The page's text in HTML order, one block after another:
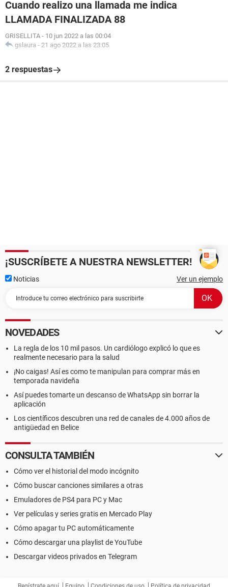
Cuando realizo una llamada me indica
LLAMADA FINALIZADA 88
GRISELLITA - 10 jun 2022 a las 00:04
gslaura - 21 ago 2022 a las 23:05
2 respuestas
¡SUSCRÍBETE A NUESTRA NEWSLETTER!
Noticias Ver un ejemplo
NOVEDADES
La regla de los 10 mil pasos. Un cardiólogo explicó lo que es
realmente necesario para la salud
¡No caigas! Así es como te manipulan para comprar más en
temporada navideña
Así puedes tomarte un descanso de WhatsApp sin borrar la
aplicación
Los científicos descubren una red de canales de 4.000 años de
antigüedad en Belice
CONSULTA TAMBIÉN
Cómo ver el historial del modo incógnito
Cómo buscar canciones similares a otras
Emuladores de PS4 para PC y Mac
Ver películas y series gratis en Mercado Play
Cómo apagar tu PC automáticamente
Cómo descargar una playlist de YouTube
Descargar videos privados en Telegram